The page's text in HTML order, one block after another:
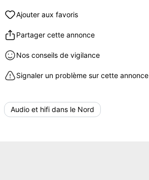
Ajouter aux favoris
Partager cette annonce
Nos conseils de vigilance
Signaler un problème sur cette annonce
Audio et hifi dans le Nord